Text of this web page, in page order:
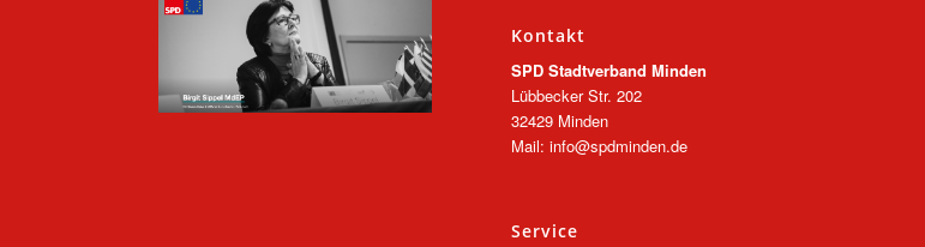
Kontakt
SPD Stadtverband Minden
Lübbecker Str. 202
32429 Minden
Mail: info@spdminden.de
Service